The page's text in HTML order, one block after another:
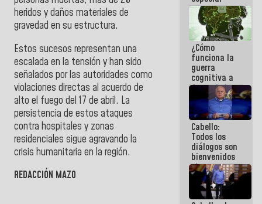
heridos y daños materiales de
gravedad en su estructura.
Estos sucesos representan una
escalada en la tensión y han sido
señalados por las autoridades como
violaciones directas al acuerdo de
alto el fuego del 17 de abril. La
persistencia de estos ataques
contra hospitales y zonas
residenciales sigue agravando la
crisis humanitaria en la región.
REDACCIÓN MAZO
para
adaptarse
al plan de
ahorro
energético
¿Cómo
funciona la
guerra
cognitiva a
favor de la
narrativa
hegemónica?
(1)
Cabello:
Todos los
diálogos son
bienvenidos
siempre que
estén en el
marco de la
Constitución